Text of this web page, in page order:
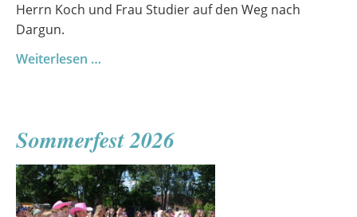
Herrn Koch und Frau Studier auf den Weg nach
Dargun.
Weiterlesen …
Sommerfest 2026